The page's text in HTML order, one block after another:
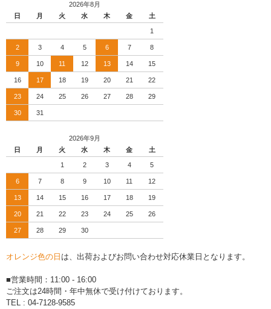
2026年8月
日
月 火 水 木 金 土
1
2 3 4 5 6 7 8
9 10 11 12 13 14 15
16 17 18 19 20 21 22
23 24 25 26 27 28 29
30 31
2026年9月
日
月 火 水 木 金 土
1 2 3 4 5
6 7 8 9 10 11 12
13 14 15 16 17 18 19
20 21 22 23 24 25 26
27 28 29 30
オレンジ色の日 は、出荷およびお問い合わせ対応休業日となります。
■営業時間：11:00 - 16:00
ご注文は24時間・年中無休で受け付けております。
TEL : 04-7128-9585